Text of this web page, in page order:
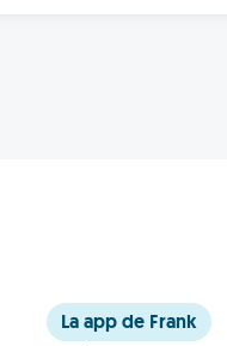
La app de Frank